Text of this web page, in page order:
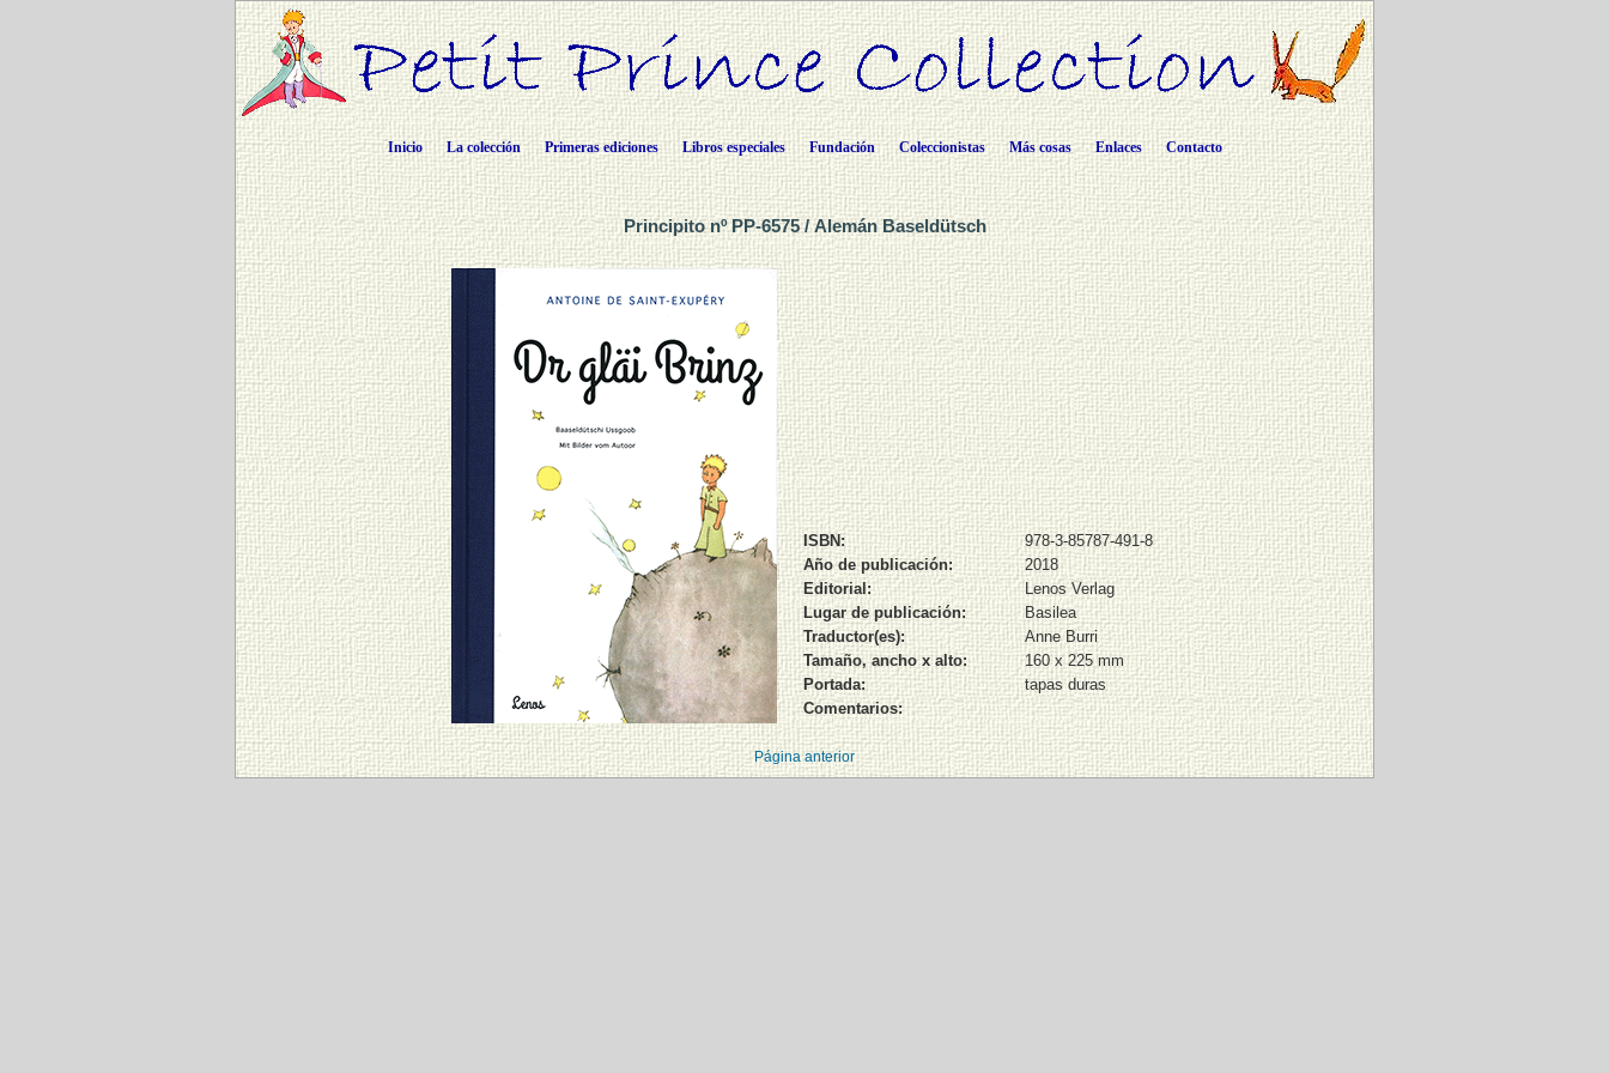
Inicio La colección Primeras ediciones Libros especiales Fundación Coleccionistas Más cosas Enlaces Contacto
Principito nº PP-6575 / Alemán Baseldütsch
ISBN:
978-3-85787-491-8
Año de publicación:
2018
Editorial:
Lenos Verlag
Lugar de publicación:
Basilea
Traductor(es):
Anne Burri
Tamaño, ancho x alto:
160 x 225 mm
Portada:
tapas duras
Comentarios:
Página anterior